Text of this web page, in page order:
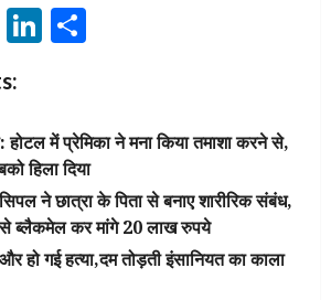
X LinkedIn
होटल में प्रेमिका ने मना किया तमाशा करने से,
हिला दिया
ने छात्रा के पिता से बनाए शारीरिक संबंध,
से ब्लैकमेल कर मांगे 20 लाख रुपये
और हो गई हत्या,दम तोड़ती इंसानियत का काला